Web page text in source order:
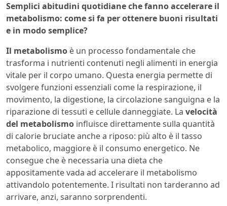
Semplici abitudini quotidiane che fanno accelerare il
metabolismo: come si fa per ottenere buoni risultati
e in modo semplice?
Il metabolismo è un processo fondamentale che
trasforma i nutrienti contenuti negli alimenti in energia
vitale per il corpo umano. Questa energia permette di
svolgere funzioni essenziali come la respirazione, il
movimento, la digestione, la circolazione sanguigna e la
riparazione di tessuti e cellule danneggiate. La velocità
del metabolismo influisce direttamente sulla quantità
di calorie bruciate anche a riposo: più alto è il tasso
metabolico, maggiore è il consumo energetico. Ne
consegue che è necessaria una dieta che
appositamente vada ad accelerare il metabolismo
attivandolo potentemente. I risultati non tarderanno ad
arrivare, anzi, saranno sorprendenti.